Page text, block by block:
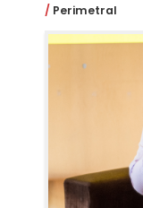
Perimetral